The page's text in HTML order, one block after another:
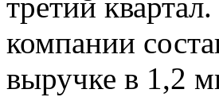
компании
выручке в 1,2